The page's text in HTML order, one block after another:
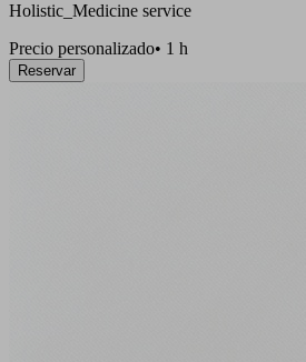
Holistic_Medicine service
Precio personalizado• 1 h
Reservar